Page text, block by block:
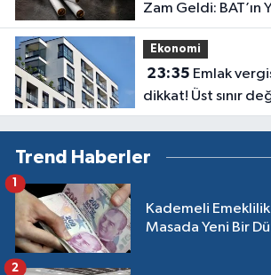
Zam Geldi: BAT’ın
Oldu
Ekonomi
23:35
dikkat! Üst sınır
Trend Haberler
Kademeli Emeklilik
Masada Yeni Bir
2